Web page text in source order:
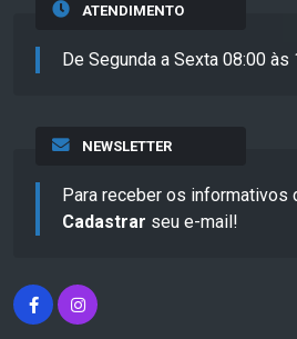
ATENDIMENTO
De Segunda a Sexta 08:00 às
NEWSLETTER
Para receber os informativos
Cadastrar seu e-mail!